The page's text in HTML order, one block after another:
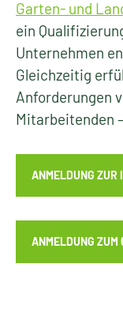
Garten- und
ein
Unternehmen
Gleichzeitig
Anforderungen
Mitarbeitenden
ANMELDUNG ZUR
ANMELDUNG